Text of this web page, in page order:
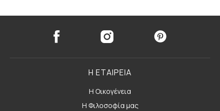
Η ΕΤΑΙΡΕΙΑ
Η Οικογένεια
Η Φιλοσοφία μας